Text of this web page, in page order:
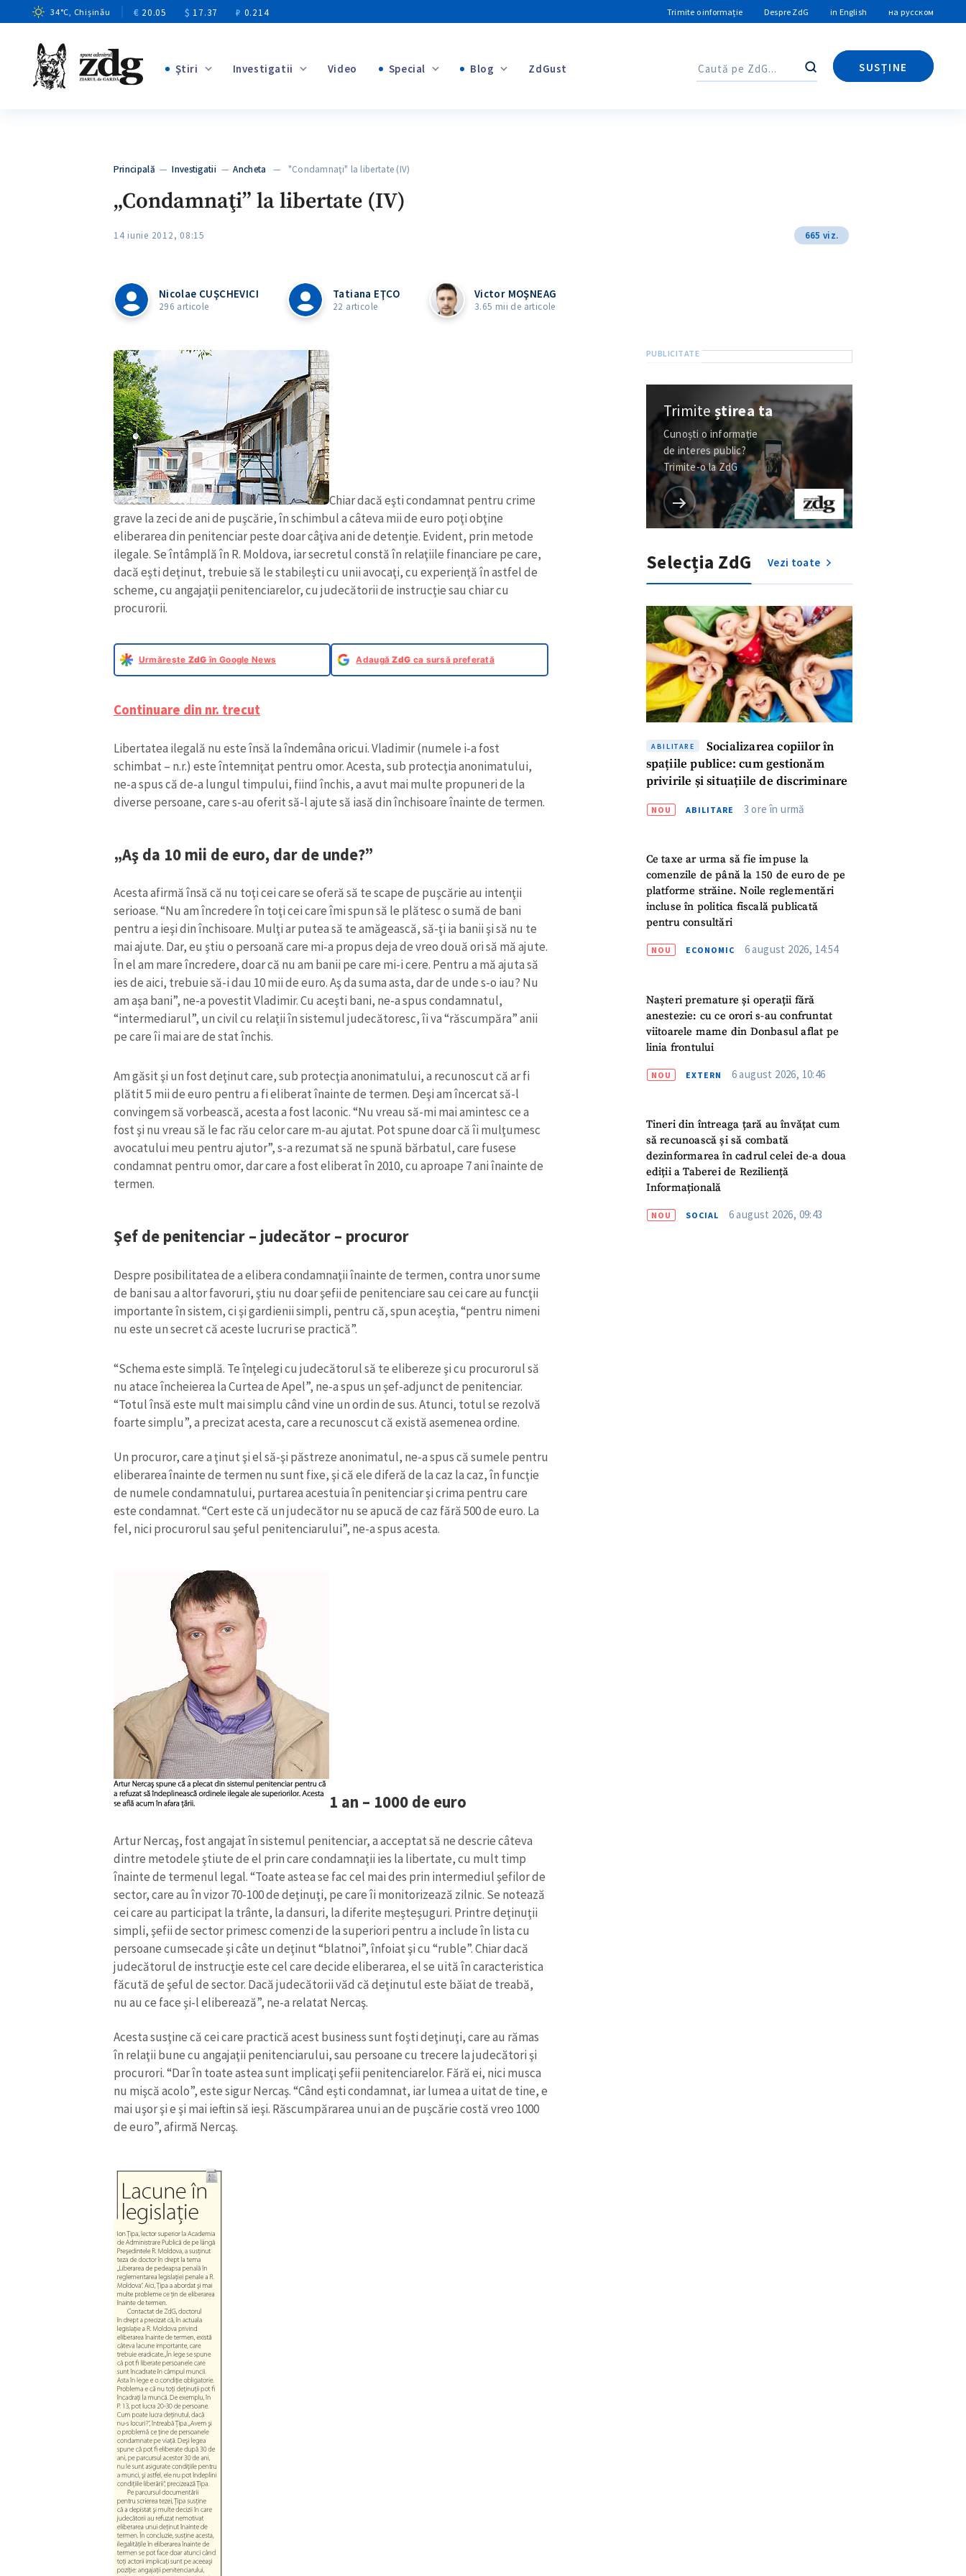
34°C, Chișinău € 20.05 $ 17.37 ₽ 0.214 Trimite o informație Despre ZdG in English на русском
Ştiri Investigatii Video Special Blog ZdGust Caută
SUSȚINE
Caută
Principală —Investigatii —Ancheta — "Condamnaţi" la libertate (IV)
„Condamnaţi” la libertate (IV)
14 iunie 2012, 08:15 665 viz.
Nicolae CUŞCHEVICI
296 articole
Tatiana EŢCO
22 articole
Victor MOŞNEAG
3.65 mii de articole
Chiar dacă eşti condamnat pentru crime
grave la zeci de ani de puşcărie, în schimbul a câteva mii de euro poţi obţine
eliberarea din penitenciar peste doar câţiva ani de detenţie. Evident, prin metode
ilegale. Se întâmplă în R. Moldova, iar secretul constă în relaţiile financiare pe care,
dacă eşti deţinut, trebuie să le stabileşti cu unii avocaţi, cu experienţă în astfel de
scheme, cu angajaţii penitenciarelor, cu judecătorii de instrucţie sau chiar cu
procurorii.
Urmărește ZdG în Google News AdaugăZdG ca sursă preferată
Continuare din nr. trecut
Libertatea ilegală nu este însă la îndemâna oricui. Vladimir (numele i-a fost
schimbat – n.r.) este întemniţat pentru omor. Acesta, sub protecţia anonimatului,
ne-a spus că de-a lungul timpului, fiind închis, a avut mai multe propuneri de la
diverse persoane, care s-au oferit să-l ajute să iasă din închisoare înainte de termen.
„Aş da 10 mii de euro, dar de unde?”
Acesta afirmă însă că nu toţi cei care se oferă să te scape de puşcărie au intenţii
serioase. “Nu am încredere în toţi cei care îmi spun să le plătesc o sumă de bani
pentru a ieşi din închisoare. Mulţi ar putea să te amăgească, să-ţi ia banii şi să nu te
mai ajute. Dar, eu ştiu o persoană care mi-a propus deja de vreo două ori să mă ajute.
În el am mare încredere, doar că nu am banii pe care mi-i cere. Pentru a mă ajuta să
ies de aici, trebuie să-i dau 10 mii de euro. Aş da suma asta, dar de unde s-o iau? Nu
am aşa bani”, ne-a povestit Vladimir. Cu aceşti bani, ne-a spus condamnatul,
“intermediarul”, un civil cu relaţii în sistemul judecătoresc, îi va “răscumpăra” anii
pe care îi mai are de stat închis.
Am găsit şi un fost deţinut care, sub protecţia anonimatului, a recunoscut că ar fi
plătit 5 mii de euro pentru a fi eliberat înainte de termen. Deşi am încercat să-l
convingem să vorbească, acesta a fost laconic. “Nu vreau să-mi mai amintesc ce a
fost şi nu vreau să le fac rău celor care m-au ajutat. Pot spune doar că îi mulţumesc
avocatului meu pentru ajutor”, s-a rezumat să ne spună bărbatul, care fusese
condamnat pentru omor, dar care a fost eliberat în 2010, cu aproape 7 ani înainte de
termen.
Şef de penitenciar – judecător – procuror
Despre posibilitatea de a elibera condamnaţii înainte de termen, contra unor sume
de bani sau a altor favoruri, ştiu nu doar şefii de penitenciare sau cei care au funcţii
importante în sistem, ci şi gardienii simpli, pentru că, spun aceştia, “pentru nimeni
nu este un secret că aceste lucruri se practică”.
“Schema este simplă. Te înţelegi cu judecătorul să te elibereze şi cu procurorul să
nu atace încheierea la Curtea de Apel”, ne-a spus un şef-adjunct de penitenciar.
“Totul însă este mult mai simplu când vine un ordin de sus. Atunci, totul se rezolvă
foarte simplu”, a precizat acesta, care a recunoscut că există asemenea ordine.
Un procuror, care a ţinut şi el să-şi păstreze anonimatul, ne-a spus că sumele pentru
eliberarea înainte de termen nu sunt fixe, şi că ele diferă de la caz la caz, în funcţie
de numele condamnatului, purtarea acestuia în penitenciar şi crima pentru care
este condamnat. “Cert este că un judecător nu se apucă de caz fără 500 de euro. La
fel, nici procurorul sau şeful penitenciarului”, ne-a spus acesta.
1 an – 1000 de euro
Artur Nercaş, fost angajat în sistemul penitenciar, a acceptat să ne descrie câteva
dintre metodele ştiute de el prin care condamnaţii ies la libertate, cu mult timp
înainte de termenul legal. “Toate astea se fac cel mai des prin intermediul şefilor de
sector, care au în vizor 70-100 de deţinuţi, pe care îi monitorizează zilnic. Se notează
cei care au participat la trânte, la dansuri, la diferite meşteşuguri. Printre deţinuţii
simpli, şefii de sector primesc comenzi de la superiori pentru a include în lista cu
persoane cumsecade şi câte un deţinut “blatnoi”, înfoiat şi cu “ruble”. Chiar dacă
judecătorul de instrucţie este cel care decide eliberarea, el se uită în caracteristica
făcută de şeful de sector. Dacă judecătorii văd că deţinutul este băiat de treabă,
nu au ce face şi-l eliberează”, ne-a relatat Nercaş.
Acesta susţine că cei care practică acest business sunt foşti deţinuţi, care au rămas
în relaţii bune cu angajaţii penitenciarului, sau persoane cu trecere la judecători şi
procurori. “Dar în toate astea sunt implicaţi şefii penitenciarelor. Fără ei, nici musca
nu mişcă acolo”, este sigur Nercaş. “Când eşti condamnat, iar lumea a uitat de tine, e
mai uşor şi e şi mai ieftin să ieşi. Răscumpărarea unui an de puşcărie costă vreo 1000
de euro”, afirmă Nercaş.
Trimiteștirea ta
Cunoști o informație
de interes public?
Trimite-o la ZdG
Selecția ZdG Vezi toate
ABILITARE
Socializarea copiilor în
spațiile publice: cum gestionăm
privirile și situațiile de discriminare
NOU ABILITARE 3 ore în urmă
Ce taxe ar urma să fie impuse la
comenzile de până la 150 de euro de pe
platforme străine. Noile reglementări
incluse în politica fiscală publicată
pentru consultări
NOU ECONOMIC 6 august 2026, 14:54
Nașteri premature și operații fără
anestezie: cu ce orori s-au confruntat
viitoarele mame din Donbasul aflat pe
linia frontului
NOU EXTERN 6 august 2026, 10:46
Tineri din întreaga țară au învățat cum
să recunoască și să combată
dezinformarea în cadrul celei de-a doua
ediții a Taberei de Reziliență
Informațională
NOU SOCIAL 6 august 2026, 09:43
ȘTIREA MEA
Fotografie
Link media
Mesajul știrei